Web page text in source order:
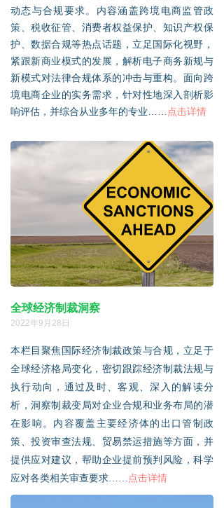
动态与合规要求。内容涵盖跨境电商监管政
策、税收征管、消费者权益保护、知识产权保
护、数据合规等热点话题，立足国际化视野，
紧跟新商业模式的发展，解析电子商务新规与
新模式对法律合规体系的冲击与重构。面向跨
境电商企业的实务需求，针对性地深入剖析影
响评估，并综合从业多年的专业……
点击详情
全球经济制裁洞察
2022年9月28日
本栏目聚焦国际经济制裁政策与合规，立足于
全球经济格局变化，密切跟踪经济制裁法规与
执行动向，通过及时、客观、深入的解读分
析，洞察制裁变局对企业合规和业务布局的潜
在影响。内容覆盖主要经济体的出口管制政
策、投资审查法规、贸易禁运措施等方面，并
提供应对建议，帮助企业提前预判风险，科学
应对各类相关审查要求…… 点击详情